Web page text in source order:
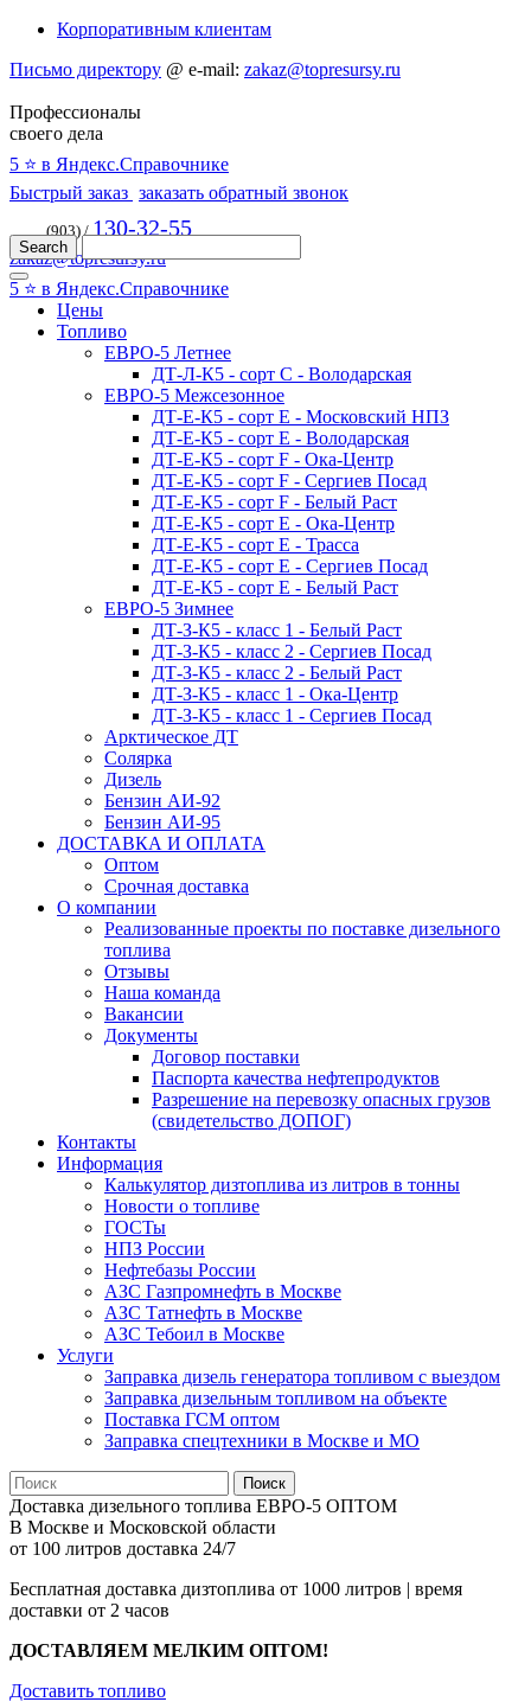
Корпоративным клиентам
Письмо директору @ e-mail: zakaz@topresursy.ru
Профессионалы
своего дела
5 ⭐️ в Яндекс.Справочнике
Быстрый заказ заказать обратный звонок
(903) /130-32-55
zakaz@topresursy.ru
5 ⭐️ в Яндекс.Справочнике
Цены
Топливо
ЕВРО-5 Летнее
ДТ-Л-К5 - сорт С - Володарская
ЕВРО-5 Межсезонное
ДТ-Е-К5 - сорт E - Московский НПЗ
ДТ-Е-К5 - сорт E - Володарская
ДТ-Е-К5 - сорт F - Ока-Центр
ДТ-Е-К5 - сорт F - Сергиев Посад
ДТ-Е-К5 - сорт F - Белый Раст
ДТ-Е-К5 - сорт E - Ока-Центр
ДТ-Е-К5 - сорт E - Трасса
ДТ-Е-К5 - сорт E - Сергиев Посад
ДТ-Е-К5 - сорт E - Белый Раст
ЕВРО-5 Зимнее
ДТ-З-К5 - класс 1 - Белый Раст
ДТ-З-К5 - класс 2 - Сергиев Посад
ДТ-З-К5 - класс 2 - Белый Раст
ДТ-З-К5 - класс 1 - Ока-Центр
ДТ-З-К5 - класс 1 - Сергиев Посад
Арктическое ДТ
Солярка
Дизель
Бензин АИ-92
Бензин АИ-95
ДОСТАВКА И ОПЛАТА
Оптом
Срочная доставка
О компании
Реализованные проекты по поставке дизельного
топлива
Отзывы
Наша команда
Вакансии
Документы
Договор поставки
Паспорта качества нефтепродуктов
Разрешение на перевозку опасных грузов
(свидетельство ДОПОГ)
Контакты
Информация
Калькулятор дизтоплива из литров в тонны
Новости о топливе
ГОСТы
НПЗ России
Нефтебазы России
АЗС Газпромнефть в Москве
АЗС Татнефть в Москве
АЗС Тебоил в Москве
Услуги
Заправка дизель генератора топливом с выездом
Заправка дизельным топливом на объекте
Поставка ГСМ оптом
Заправка спецтехники в Москве и МО
Поиск
Доставка дизельного топлива ЕВРО-5 ОПТОМ
В Москве и Московской области
от 100 литров доставка 24/7
Бесплатная доставка дизтоплива от 1000 литров | время
доставки от 2 часов
ДОСТАВЛЯЕМ МЕЛКИМ ОПТОМ!
Доставить топливо